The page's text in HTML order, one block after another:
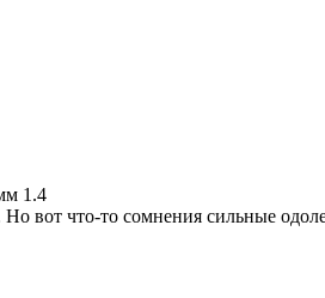
1.4
вот что-то сомнения сильные